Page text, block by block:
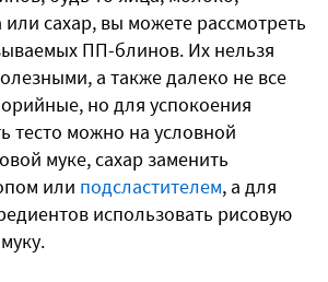
сахар, вы можете рассмотреть
ПП-блинов. Их нельзя
а также далеко не все
но для успокоения
тесто можно на условной
муке, сахар заменить
или подсластителем, а для
использовать рисовую